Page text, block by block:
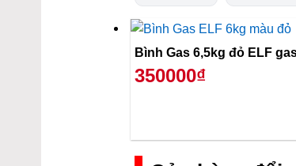
Bình Gas 6,5kg đỏ ELF
350000₫